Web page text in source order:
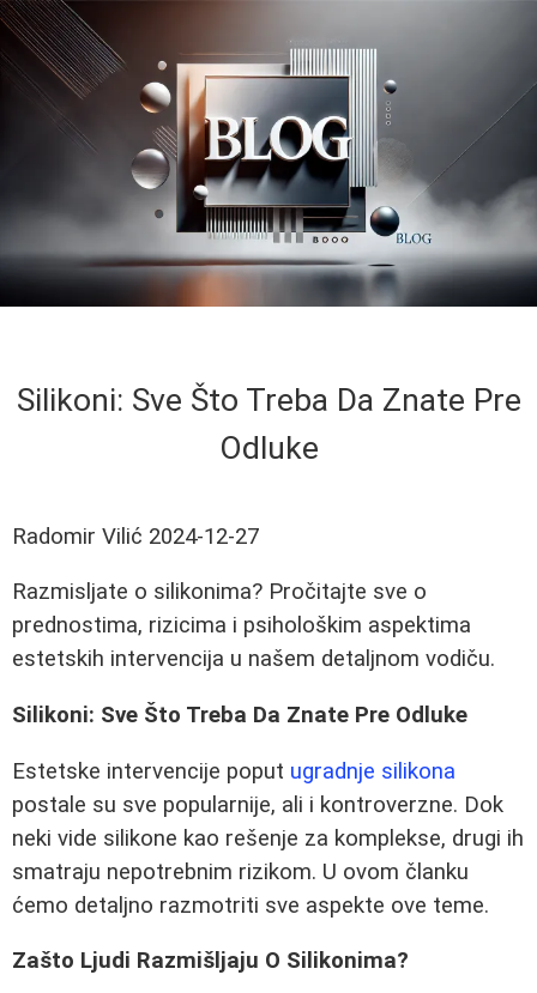
Silikoni: Sve Što Treba Da Znate Pre
Odluke
Radomir Vilić 2024-12-27
Razmisljate o silikonima? Pročitajte sve o
prednostima, rizicima i psihološkim aspektima
estetskih intervencija u našem detaljnom vodiču.
Silikoni: Sve Što Treba Da Znate Pre Odluke
Estetske intervencije poput ugradnje silikona
postale su sve popularnije, ali i kontroverzne. Dok
neki vide silikone kao rešenje za komplekse, drugi ih
smatraju nepotrebnim rizikom. U ovom članku
ćemo detaljno razmotriti sve aspekte ove teme.
Zašto Ljudi Razmišljaju O Silikonima?